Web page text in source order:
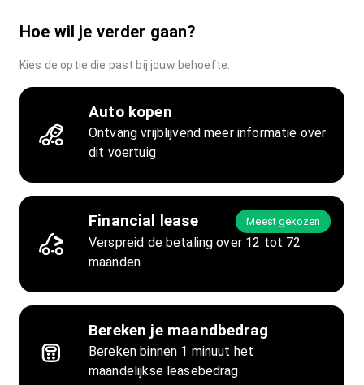
Hoe wil je verder gaan?
Kies de optie die past bij jouw behoefte.
Auto kopen
Ontvang vrijblijvend meer informatie over
dit voertuig
Financial lease Meest gekozen
Verspreid de betaling over 12 tot 72
maanden
Bereken je maandbedrag
Bereken binnen 1 minuut het
maandelijkse leasebedrag